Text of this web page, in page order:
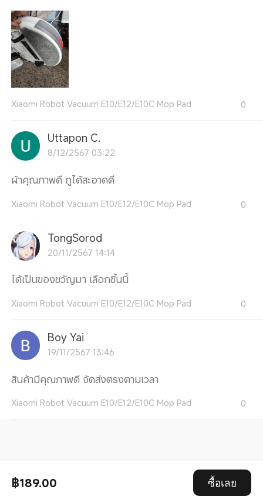
฿189.00 ซื้อเลย
Xiaomi Robot Vacuum E10/E12/E10C Mop Pad 0
Uttapon C.
8/12/2567 03:22
ผ้าคุณภาพดี ถูได้สะอาดดี
Xiaomi Robot Vacuum E10/E12/E10C Mop Pad 0
TongSorod
20/11/2567 14:14
ได้เป็นของขวัญมา เลือกชิ้นนี้
Xiaomi Robot Vacuum E10/E12/E10C Mop Pad 0
Boy Yai
19/11/2567 13:46
สินค้ามีคุณภาพดี จัดส่งตรงตามเวลา
Xiaomi Robot Vacuum E10/E12/E10C Mop Pad 0